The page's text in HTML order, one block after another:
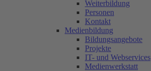
Weiterbildung
Personen
Kontakt
Medienbildung
Bildungsangebote
Projekte
IT- und Webservices
Medienwerkstatt